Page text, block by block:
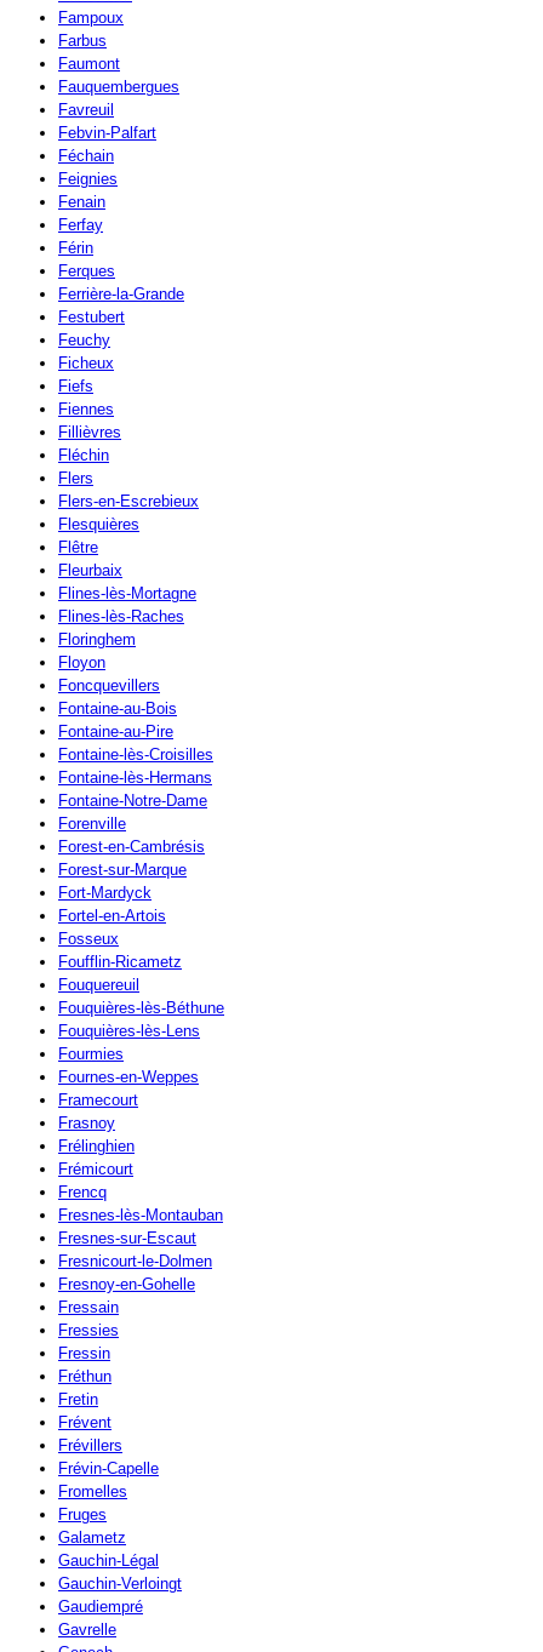
Fampoux
Farbus
Faumont
Fauquembergues
Favreuil
Febvin-Palfart
Féchain
Feignies
Fenain
Ferfay
Férin
Ferques
Ferrière-la-Grande
Festubert
Feuchy
Ficheux
Fiefs
Fiennes
Fillièvres
Fléchin
Flers
Flers-en-Escrebieux
Flesquières
Flêtre
Fleurbaix
Flines-lès-Mortagne
Flines-lès-Raches
Floringhem
Floyon
Foncquevillers
Fontaine-au-Bois
Fontaine-au-Pire
Fontaine-lès-Croisilles
Fontaine-lès-Hermans
Fontaine-Notre-Dame
Forenville
Forest-en-Cambrésis
Forest-sur-Marque
Fort-Mardyck
Fortel-en-Artois
Fosseux
Foufflin-Ricametz
Fouquereuil
Fouquières-lès-Béthune
Fouquières-lès-Lens
Fourmies
Fournes-en-Weppes
Framecourt
Frasnoy
Frélinghien
Frémicourt
Frencq
Fresnes-lès-Montauban
Fresnes-sur-Escaut
Fresnicourt-le-Dolmen
Fresnoy-en-Gohelle
Fressain
Fressies
Fressin
Fréthun
Fretin
Frévent
Frévillers
Frévin-Capelle
Fromelles
Fruges
Galametz
Gauchin-Légal
Gauchin-Verloingt
Gaudiempré
Gavrelle